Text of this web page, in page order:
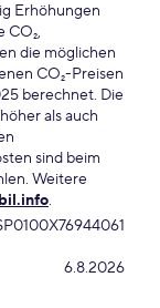
Erhöhungen
CO₂,
die möglichen
CO₂-Preisen
berechnet. Die
als auch
sind beim
Weitere
.
6.8.2026